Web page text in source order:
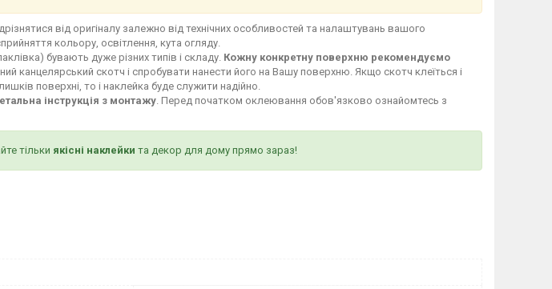
від оригіналу залежно від технічних особливостей та налаштувань вашого
кольору, освітлення, кута огляду.
бувають дуже різних типів і складу. Кожну конкретну поверхню рекомендуємо
канцелярський скотч і спробувати нанести його на Вашу поверхню. Якщо скотч клеїться і
поверхні, то і наклейка буде служити надійно.
інструкція з монтажу . Перед початком оклеювання обов'язково ознайомтесь з
тільки якісні наклейки та декор для дому прямо зараз!